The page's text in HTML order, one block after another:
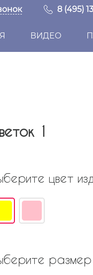
8 (495)
ВИДЕО
1
цвет
размер